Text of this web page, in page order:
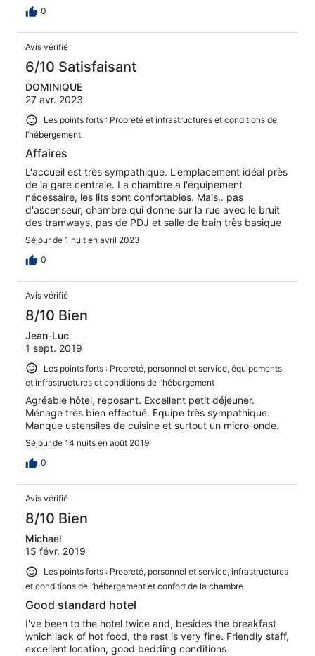
0
Avis vérifié
6/10 Satisfaisant
DOMINIQUE
27 avr. 2023
Les points forts : Propreté et infrastructures et conditions de
l’hébergement
Affaires
L'accueil est très sympathique. L'emplacement idéal près
de la gare centrale. La chambre a l'équipement
nécessaire, les lits sont confortables. Mais.. pas
d'ascenseur, chambre qui donne sur la rue avec le bruit
des tramways, pas de PDJ et salle de bain très basique
Séjour de 1 nuit en avril 2023
0
Avis vérifié
8/10 Bien
Jean-Luc
1 sept. 2019
Les points forts : Propreté, personnel et service, équipements
et infrastructures et conditions de l’hébergement
Agréable hôtel, reposant. Excellent petit déjeuner.
Ménage très bien effectué. Equipe très sympathique.
Manque ustensiles de cuisine et surtout un micro-onde.
Séjour de 14 nuits en août 2019
0
Avis vérifié
8/10 Bien
Michael
15 févr. 2019
Les points forts : Propreté, personnel et service, infrastructures
et conditions de l’hébergement et confort de la chambre
Good standard hotel
I've been to the hotel twice and, besides the breakfast
which lack of hot food, the rest is very fine. Friendly staff,
excellent location, good bedding conditions